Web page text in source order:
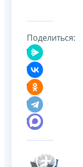
Поделиться: